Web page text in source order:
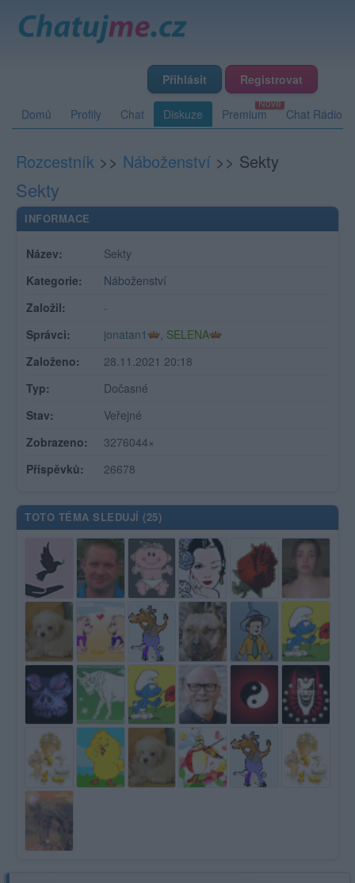
Přihlásit Registrovat
Domů Profily Chat Diskuze Premium Chat Rádio
Rozcestník >> Náboženství >> Sekty
Sekty
INFORMACE
Název:
Sekty
Kategorie:
Náboženství
Založil:
-
Správci:
jonatan1 , SELENA
Založeno:
28.11.2021 20:18
Typ:
Dočasné
Stav:
Veřejné
Zobrazeno:
3276044×
Příspěvků:
26678
TOTO TÉMA SLEDUJÍ (25)